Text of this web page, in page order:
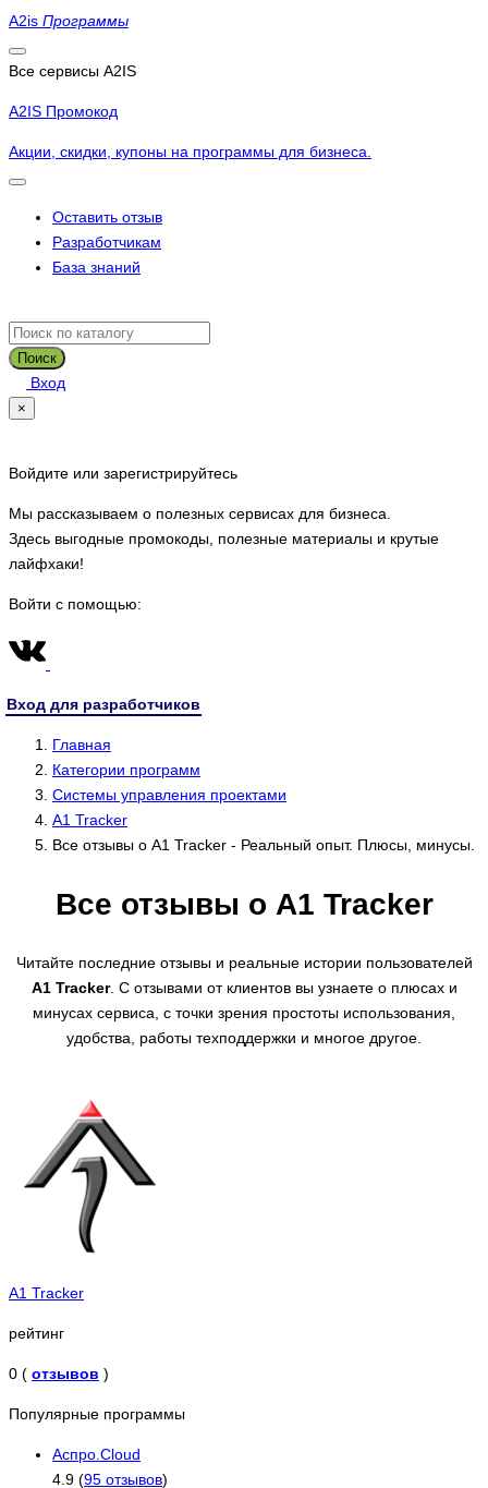
A2is Программы
Все сервисы A2IS
A2IS Промокод
Акции, скидки, купоны на программы для бизнеса.
Оставить отзыв
Разработчикам
База знаний
Поиск
Вход
×
Войдите или зарегистрируйтесь
Мы рассказываем о полезных сервисах для бизнеса.
Здесь выгодные промокоды, полезные материалы и крутые
лайфхаки!
Войти с помощью:
Вход для разработчиков
Главная
Категории программ
Системы управления проектами
A1 Tracker
Все отзывы о A1 Tracker - Реальный опыт. Плюсы, минусы.
Все отзывы о A1 Tracker
Читайте последние отзывы и реальные истории пользователей
A1 Tracker. С отзывами от клиентов вы узнаете о плюсах и
минусах сервиса, с точки зрения простоты использования,
удобства, работы техподдержки и многое другое.
A1 Tracker
рейтинг
0 ( отзывов )
Популярные программы
Аспро.Cloud
4.9 (95 отзывов)